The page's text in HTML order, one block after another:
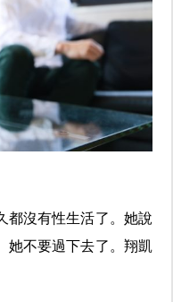
都沒有性生活了。她說
她不要過下去了。翔凱